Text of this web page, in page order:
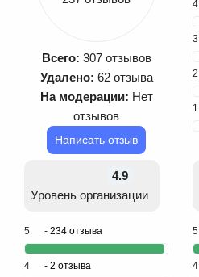
Всего: 307 отзывов
Удалено: 62 отзыва
На модерации: Нет
отзывов
Написать отзыв
4
3
2
1
4.9
Уровень организации
5 - 234 отзыва
4 - 2 отзыва
5
4